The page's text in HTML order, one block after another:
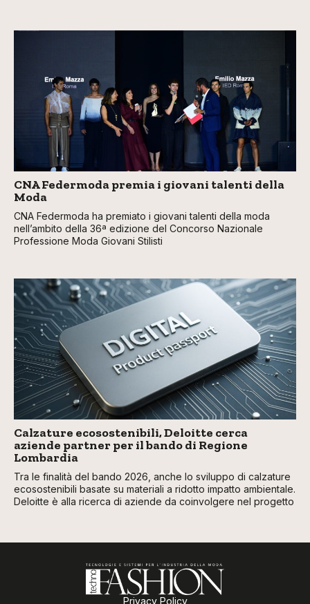
CNA Federmoda premia i giovani talenti della
Moda
CNA Federmoda ha premiato i giovani talenti della moda
nell’ambito della 36ª edizione del Concorso Nazionale
Professione Moda Giovani Stilisti
Calzature ecosostenibili, Deloitte cerca
aziende partner per il bando di Regione
Lombardia
Tra le finalità del bando 2026, anche lo sviluppo di calzature
ecosostenibili basate su materiali a ridotto impatto ambientale.
Deloitte è alla ricerca di aziende da coinvolgere nel progetto
Privacy Policy